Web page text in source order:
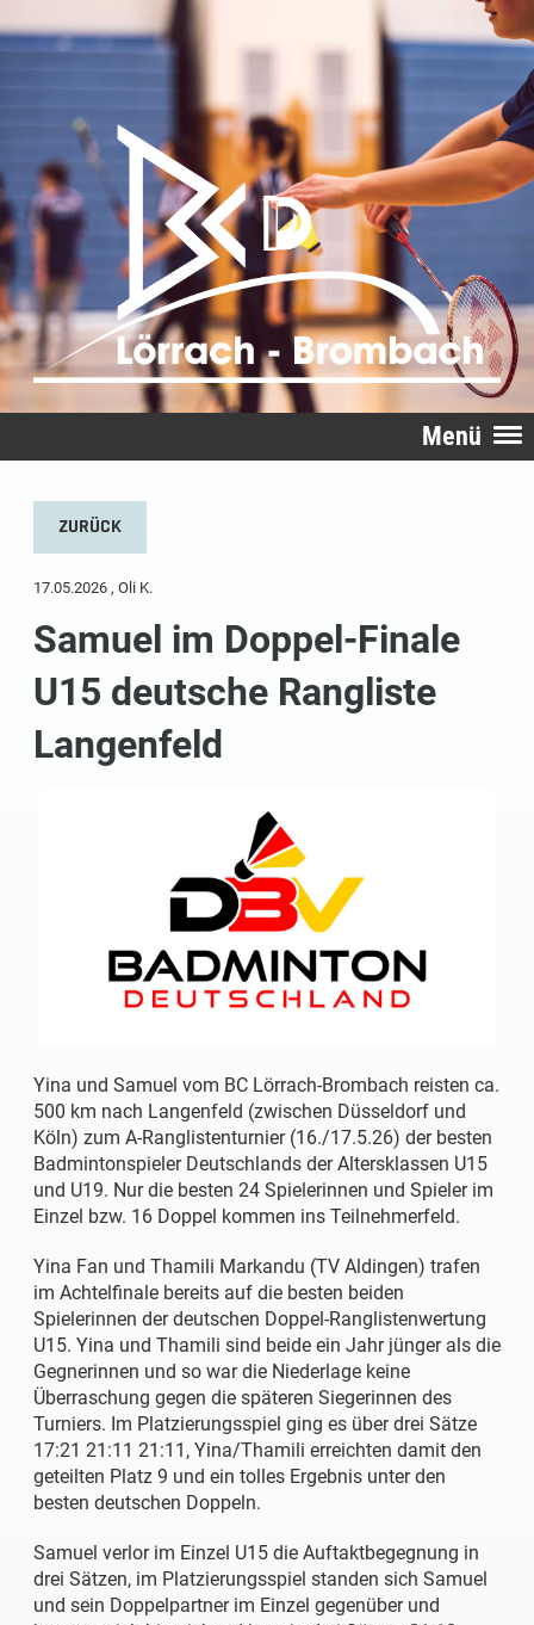
Menü
ZURÜCK
17.05.2026 , Oli K.
Samuel im Doppel-Finale
U15 deutsche Rangliste
Langenfeld
Yina und Samuel vom BC Lörrach-Brombach reisten ca.
500 km nach Langenfeld (zwischen Düsseldorf und
Köln) zum A-Ranglistenturnier (16./17.5.26) der besten
Badmintonspieler Deutschlands der Altersklassen U15
und U19. Nur die besten 24 Spielerinnen und Spieler im
Einzel bzw. 16 Doppel kommen ins Teilnehmerfeld.
Yina Fan und Thamili Markandu (TV Aldingen) trafen
im Achtelfinale bereits auf die besten beiden
Spielerinnen der deutschen Doppel-Ranglistenwertung
U15. Yina und Thamili sind beide ein Jahr jünger als die
Gegnerinnen und so war die Niederlage keine
Überraschung gegen die späteren Siegerinnen des
Turniers. Im Platzierungsspiel ging es über drei Sätze
17:21 21:11 21:11, Yina/Thamili erreichten damit den
geteilten Platz 9 und ein tolles Ergebnis unter den
besten deutschen Doppeln.
Samuel verlor im Einzel U15 die Auftaktbegegnung in
drei Sätzen, im Platzierungsspiel standen sich Samuel
und sein Doppelpartner im Einzel gegenüber und